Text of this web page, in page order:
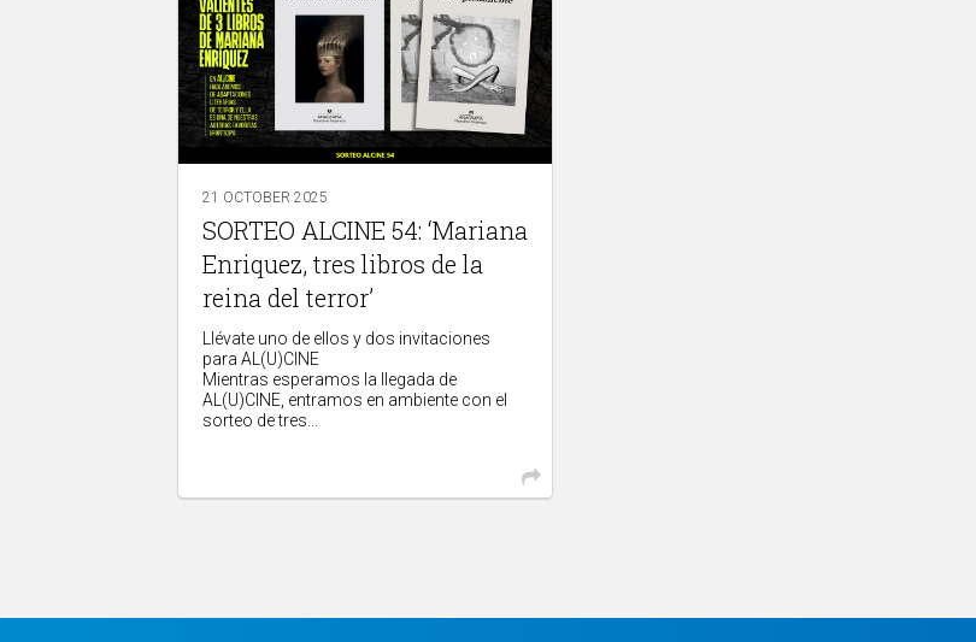
21 OCTOBER 2025
SORTEO ALCINE 54: ‘Mariana
Enriquez, tres libros de la
reina del terror’
Llévate uno de ellos y dos invitaciones
para AL(U)CINE
Mientras esperamos la llegada de
AL(U)CINE, entramos en ambiente con el
sorteo de tres...